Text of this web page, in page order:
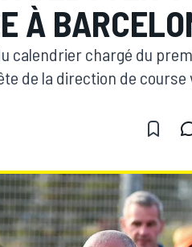
À
calendrier chargé du
de la direction de